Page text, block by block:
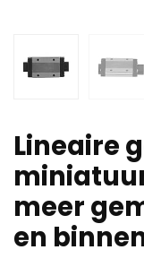
Lineaire
meer
en